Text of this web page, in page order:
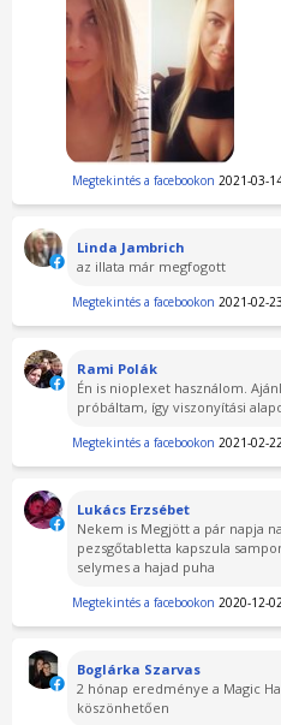
Megtekintés a facebookon 2021-03-
Linda Jambrich
az illata már megfogott
Megtekintés a facebookon 2021-02-23
Rami Polák
Én is nioplexet használom.
próbáltam, így viszonyítási
Megtekintés a facebookon 2021-02-
Lukács Erzsébet
Nekem is Megjött a pár napja
pezsgőtabletta kapszula
selymes a hajad puha
Megtekintés a facebookon 2020-12-
Boglárka Szarvas
2 hónap eredménye a Magic
köszönhetően